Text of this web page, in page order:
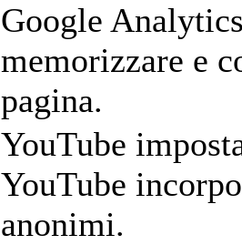
Google
memorizzare e
pagina.
YouTube
YouTube
anonimi.